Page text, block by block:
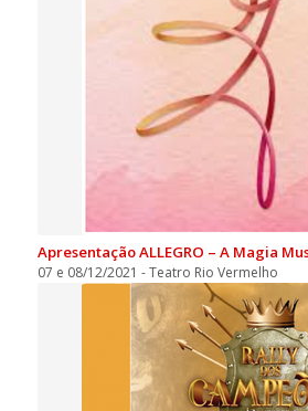
Apresentação ALLEGRO – A Magia
07 e 08/12/2021 - Teatro Rio Vermelho